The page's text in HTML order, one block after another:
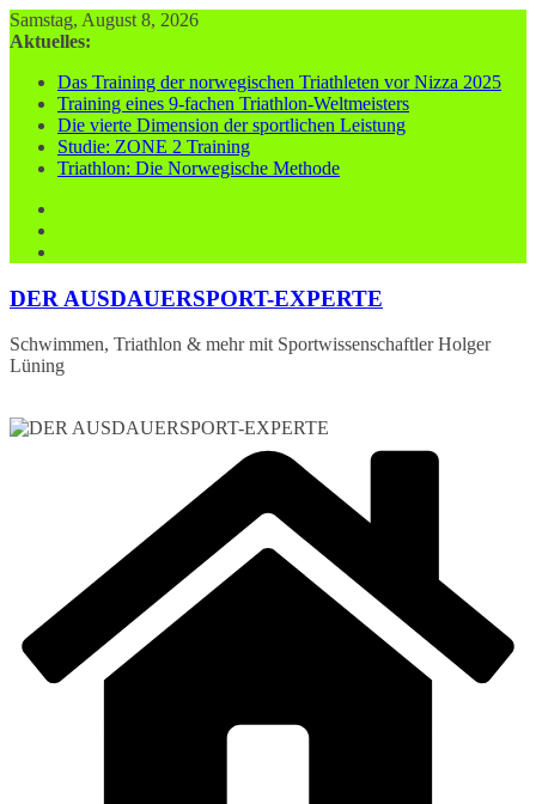
Zum
Inhalt
Samstag, August 8, 2026
Aktuelles:
Das Training der norwegischen Triathleten vor Nizza 2025
Training eines 9-fachen Triathlon-Weltmeisters
Die vierte Dimension der sportlichen Leistung
Studie: ZONE 2 Training
Triathlon: Die Norwegische Methode
DER AUSDAUERSPORT-EXPERTE
Schwimmen, Triathlon & mehr mit Sportwissenschaftler Holger
Lüning